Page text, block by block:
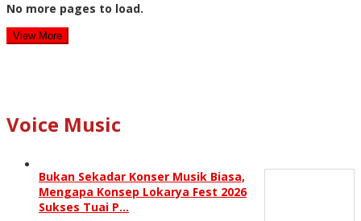
No more pages to load.
View More
Voice Music
Bukan Sekadar Konser Musik Biasa,
Mengapa Konsep Lokarya Fest 2026
Sukses Tuai P…